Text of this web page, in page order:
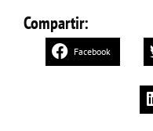
Compartir:
Facebook